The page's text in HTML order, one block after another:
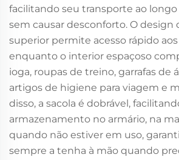
facilitando seu transporte ao
sem causar desconforto. O design
superior permite acesso rápido
enquanto o interior espaçoso
ioga, roupas de treino, garrafas de
artigos de higiene para viagem e
disso, a sacola é dobrável,
armazenamento no armário, na
quando não estiver em uso,
sempre a tenha à mão quando